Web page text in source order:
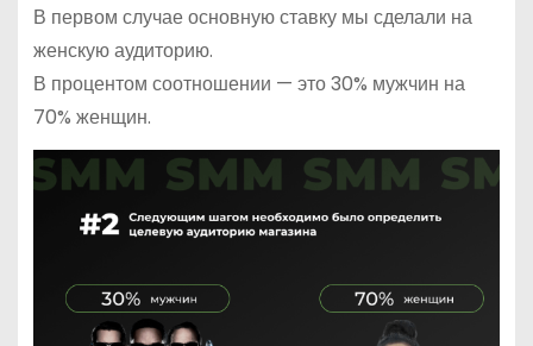
В первом случае основную ставку мы сделали на
женскую аудиторию.
В процентом соотношении — это 30% мужчин на
70% женщин.